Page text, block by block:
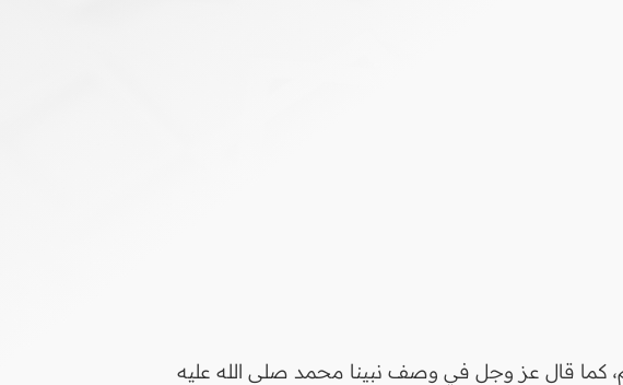
كما قال عز وجل في وصف نبينا محمد صلى الله عليه